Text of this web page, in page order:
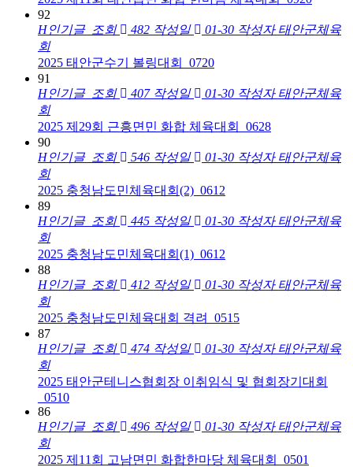
92
H인기글 조회 482 작성일 01-30 작성자 태안군체육
회
2025 태안군수기 볼링대회_0720
91
H인기글 조회 407 작성일 01-30 작성자 태안군체육
회
2025 제29회 근흥면민 화합 체육대회_0628
90
H인기글 조회 546 작성일 01-30 작성자 태안군체육
회
2025 충청남도민체육대회(2)_0612
89
H인기글 조회 445 작성일 01-30 작성자 태안군체육
회
2025 충청남도민체육대회(1)_0612
88
H인기글 조회 412 작성일 01-30 작성자 태안군체육
회
2025 충청남도민체육대회 격려_0515
87
H인기글 조회 474 작성일 01-30 작성자 태안군체육
회
2025 태안군테니스협회장 이취임식 및 협회장기대회
_0510
86
H인기글 조회 496 작성일 01-30 작성자 태안군체육
회
2025 제11회 고남면민 화합한마당 체육대회_0501